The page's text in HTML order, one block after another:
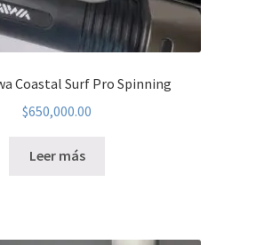
Coastal Surf Pro Spinning
$650,000.00
Leer más